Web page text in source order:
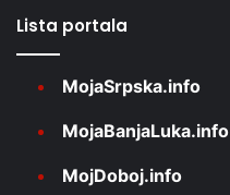
Lista portala
MojaSrpska.info
MojaBanjaLuka.info
MojDoboj.info